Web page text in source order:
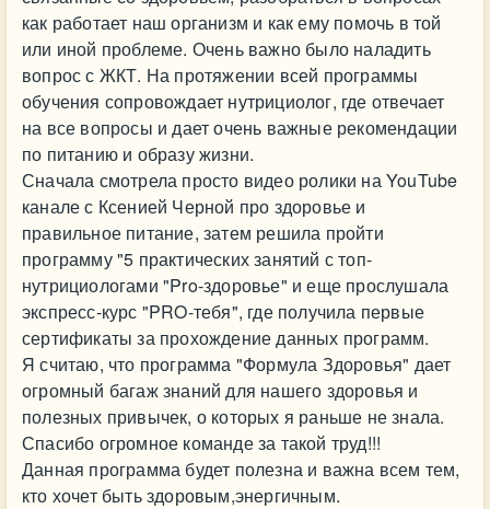
как работает наш организм и как ему помочь в той
или иной проблеме. Очень важно было наладить
вопрос с ЖКТ. На протяжении всей программы
обучения сопровождает нутрициолог, где отвечает
на все вопросы и дает очень важные рекомендации
по питанию и образу жизни.
Сначала смотрела просто видео ролики на YouTube
канале с Ксенией Черной про здоровье и
правильное питание, затем решила пройти
программу "5 практических занятий с топ-
нутрициологами "Pro-здоровье" и еще прослушала
экспресс-курс "PRO-тебя", где получила первые
сертификаты за прохождение данных программ.
Я считаю, что программа "Формула Здоровья" дает
огромный багаж знаний для нашего здоровья и
полезных привычек, о которых я раньше не знала.
Спасибо огромное команде за такой труд!!!
Данная программа будет полезна и важна всем тем,
кто хочет быть здоровым,энергичным.